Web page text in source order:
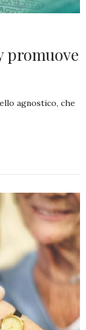
promuove
agnostico, che